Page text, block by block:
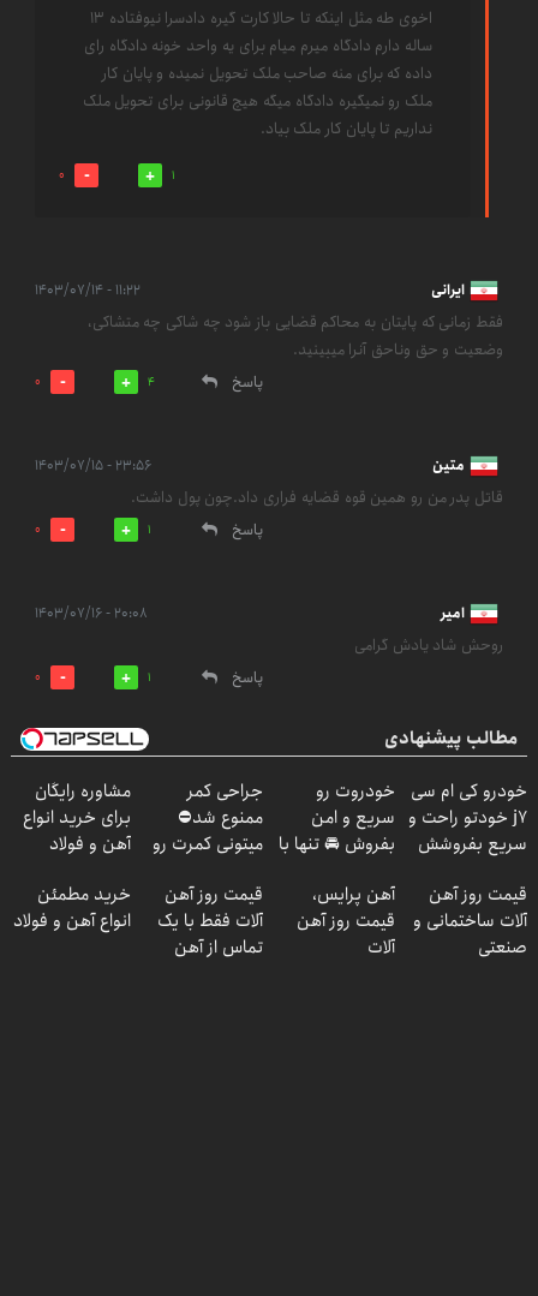
اخوی طه مثل اینکه تا حالا کارت گیره دادسرا نیوفتاده 13
ساله دارم دادگاه میرم میام برای یه واحد خونه دادگاه رای
داده که برای منه صاحب ملک تحویل نمیده و پایان کار
ملک رو نمیگیره دادگاه میگه هیچ قانونی برای تحویل ملک
نداریم تا پایان کار ملک بیاد.
1
0
ایرانی ۱۱:۲۲ - ۱۴۰۳/۰۷/۱۴
فقط زمانی که پایتان به محاکم قضایی باز شود چه شاکی چه متشاکی،
وضعیت و حق وناحق آنرا میبینید.
پاسخ
4
0
متین ۲۳:۵۶ - ۱۴۰۳/۰۷/۱۵
قاتل پدر من رو همین قوه قضایه فراری داد.چون پول داشت.
پاسخ
1
0
امیر ۲۰:۰۸ - ۱۴۰۳/۰۷/۱۶
روحش شاد یادش گرامی
پاسخ
1
0
مطالب پیشنهادی
خودرو کی ام سی
j7 خودتو راحت و
سریع بفروشش
خودروت رو
سریع و امن
بفروش 🚘 تنها با
جراحی کمر
ممنوع شد⛔
میتونی کمرت رو
کنی! 👈🏻
پرسش‌نامه
مشاوره رایگان
برای خرید انواع
آهن و فولاد
قیمت روز آهن
آلات ساختمانی و
صنعتی
آهن پرایس،
قیمت روز آهن
آلات
قیمت روز آهن
آلات فقط با یک
تماس از آهن
خرید مطمئن
انواع آهن و فولاد